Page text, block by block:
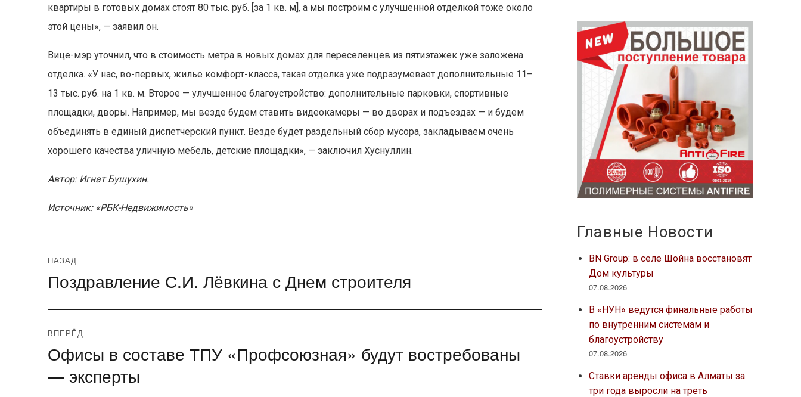
квартиры в готовых домах стоят 80 тыс. руб. [за 1 кв. м], а мы построим с улучшенной отделкой тоже около
этой цены», — заявил он.
Вице-мэр уточнил, что в стоимость метра в новых домах для переселенцев из пятиэтажек уже заложена
отделка. «У нас, во-первых, жилье комфорт-класса, такая отделка уже подразумевает дополнительные 11–
13 тыс. руб. на 1 кв. м. Второе — улучшенное благоустройство: дополнительные парковки, спортивные
площадки, дворы. Например, мы везде будем ставить видеокамеры — во дворах и подъездах — и будем
объединять в единый диспетчерский пункт. Везде будет раздельный сбор мусора, закладываем очень
хорошего качества уличную мебель, детские площадки», — заключил Хуснуллин.
Автор: Игнат Бушухин.
Источник: «РБК-Недвижимость»
Навигация
по
записям
НАЗАД
Предыдущая
запись:
Поздравление С.И. Лёвкина с Днем строителя
ВПЕРЁД
Следующая
запись:
Офисы в составе ТПУ «Профсоюзная» будут востребованы
— эксперты
Главные Новости
BN Group: в селе Шойна восстановят
Дом культуры
07.08.2026
В «НУН» ведутся финальные работы
по внутренним системам и
благоустройству
07.08.2026
Ставки аренды офиса в Алматы за
три года выросли на треть